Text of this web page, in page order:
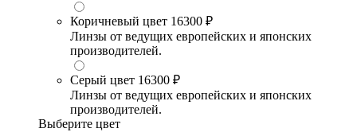
Коричневый цвет 16300 ₽
Линзы от ведущих европейских и японских
производителей.
Серый цвет 16300 ₽
Линзы от ведущих европейских и японских
производителей.
Выберите цвет